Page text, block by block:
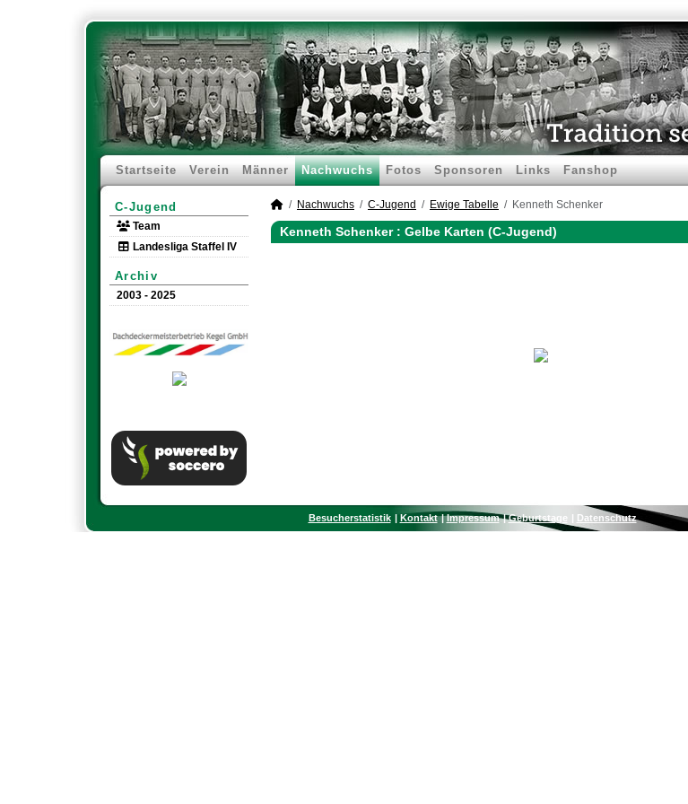
Startseite Verein Männer Nachwuchs Fotos Sponsoren Links Fanshop
C-Jugend
Team
Landesliga Staffel IV
Archiv
2003 - 2025
Nachwuchs C-Jugend Ewige Tabelle Kenneth Schenker
Kenneth Schenker : Gelbe Karten (C-Jugend)
Besucherstatistik Kontakt Impressum Geburtstage Datenschutz